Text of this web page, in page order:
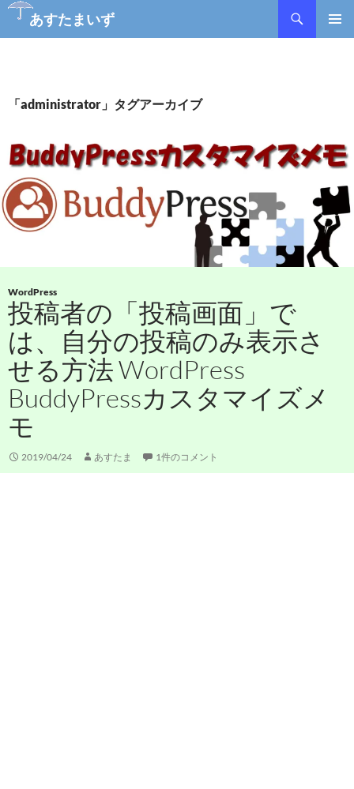
あすたまいず
検
ツ
キ
ッ
プ
「administrator」タグアーカイブ
WordPress
投稿者の「投稿画面」で
は、自分の投稿のみ表示さ
せる方法 WordPress
BuddyPressカスタマイズメ
モ
2019/04/24 あすたま 1件のコメント